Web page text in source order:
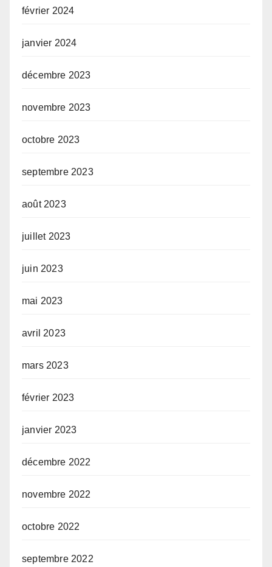
février 2024
janvier 2024
décembre 2023
novembre 2023
octobre 2023
septembre 2023
août 2023
juillet 2023
juin 2023
mai 2023
avril 2023
mars 2023
février 2023
janvier 2023
décembre 2022
novembre 2022
octobre 2022
septembre 2022